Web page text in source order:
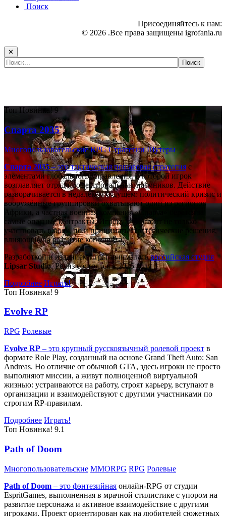
Поиск
Присоединяйтесь к нам:
© 2026 .Все права защищены igrofania.ru
✕
Топ Новинка! 9
Спарта 2035
Многопользовательские RPG Стратегии Шутеры
Спарта 2035– это тактическаяпошаговая стратегияс
элементами глобального управления, в которой игрок
возглавляет отряд профессиональных наёмников. Действие
разворачивается в недалёком будущем: политический кризис и
вооружённые группировки охватывают один из регионов
Африки, а частная военная компания «Спарта» берётся за
самые опасные контракты. Игроку предстоит не только
участвовать в боях, но и принимать стратегические решения,
влияющие на развитие конфликта.
Разработкой и изданием игры занималасьроссийская студия
Lipsar Studio. Релиз состоялся в 2025 году.
Подробнее Играть!
Топ Новинка! 9
Evolve RP
RPG Ролевые
Evolve RP – это крупный русскоязычный ролевой проект в
формате Role Play, созданный на основе Grand Theft Auto: San
Andreas. Но отличие от обычной GTA, здесь игроки не просто
выполняют миссии, а живут полноценной виртуальной
жизнью: устраиваются на работу, строят карьеру, вступают в
организации и взаимодействуют с другими участниками по
строгим RP-правилам.
Подробнее Играть!
Топ Новинка! 9.1
Path of Doom
Многопользовательские MMORPG RPG Ролевые
Path of Doom – это фэнтезийная онлайн-RPG от студии
EspritGames, выполненная в мрачной стилистике с упором на
развитие персонажа и активное взаимодействие с другими
игроками. Проект ориентирован как на любителей сюжетных